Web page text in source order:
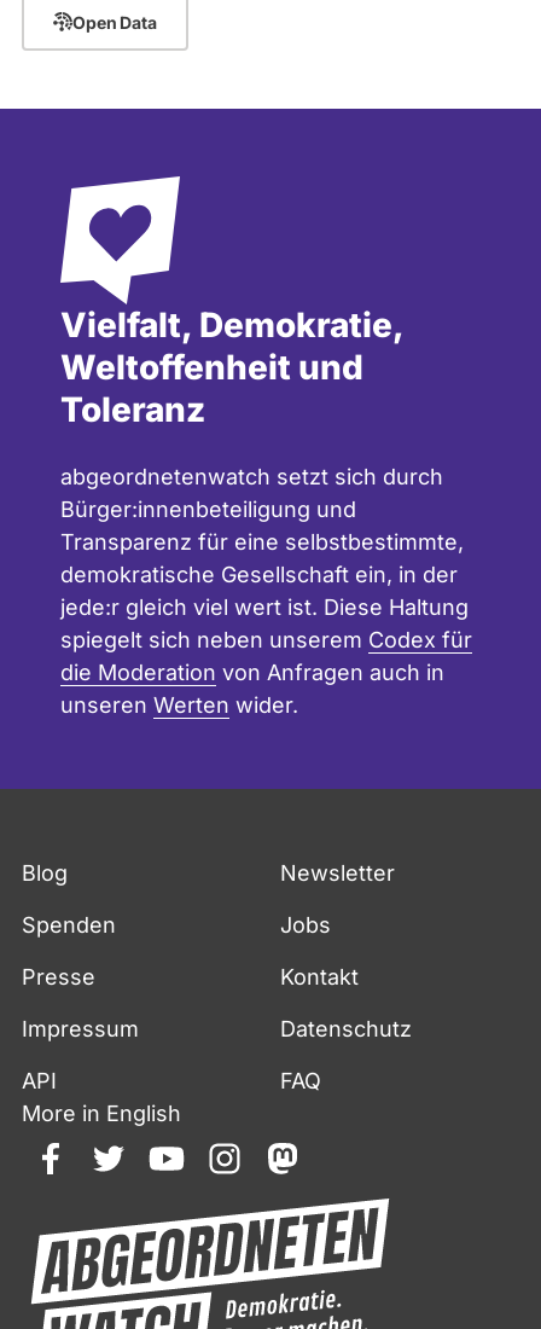
Open Data
Vielfalt, Demokratie,
Weltoffenheit und
Toleranz
abgeordnetenwatch setzt sich durch
Bürger:innenbeteiligung und
Transparenz für eine selbstbestimmte,
demokratische Gesellschaft ein, in der
jede:r gleich viel wert ist. Diese Haltung
spiegelt sich neben unserem Codex für
die Moderation von Anfragen auch in
unseren Werten wider.
Blog Newsletter
Spenden Jobs
Presse Kontakt
Impressum Datenschutz
API
FAQ
More in English
facebooktwitteryoutubeinstagrammastodon